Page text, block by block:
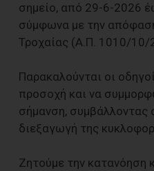
σημείο, από 29-6-2026
σύμφωνα με την
Τροχαίας (Α.Π. 1010/
Παρακαλούνται οι
προσοχή και να
σήμανση, συμβάλλοντας
διεξαγωγή της
Ζητούμε την κατανόηση